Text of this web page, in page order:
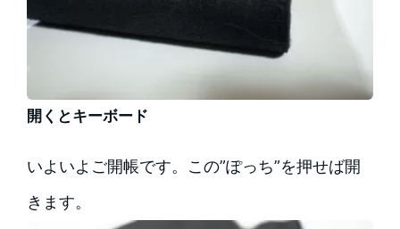
開くとキーボード
いよいよご開帳です。この”ぽっち”を押せば開
きます。